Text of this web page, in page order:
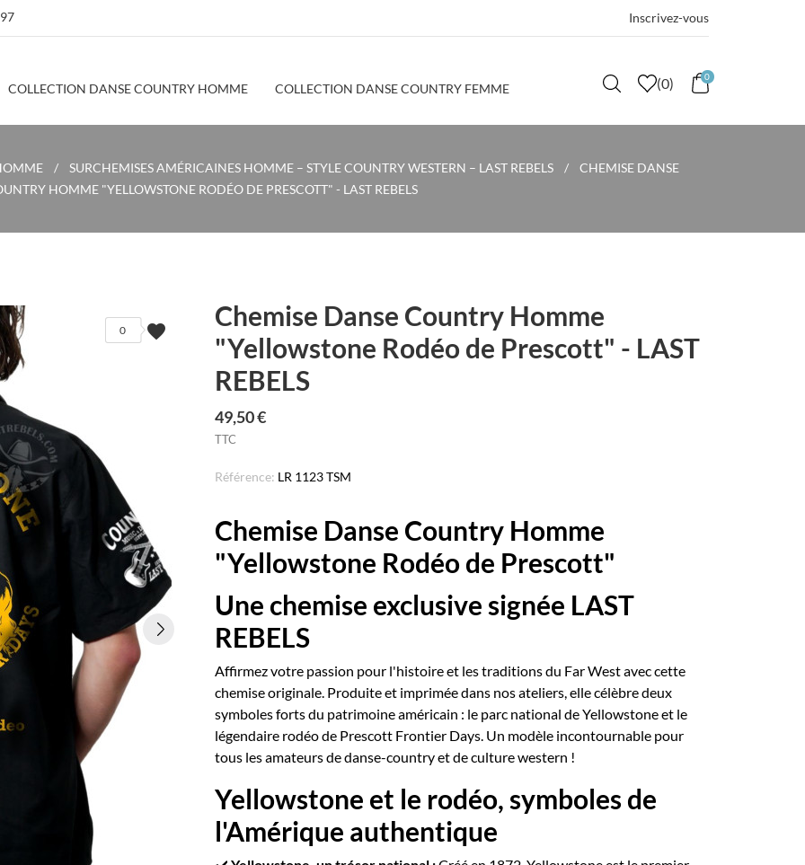
Inscrivez-vous
COLLECTION DANSE COUNTRY HOMME COLLECTION DANSE COUNTRY FEMME (0) 0
SURCHEMISES AMÉRICAINES HOMME – STYLE COUNTRY WESTERN – LAST REBELS
CHEMISE DANSE
HOMME "YELLOWSTONE RODÉO DE PRESCOTT" - LAST REBELS
favorite
0
Chemise Danse Country Homme
"Yellowstone Rodéo de Prescott" - LAST
REBELS
49,50 €
TTC
Référence: LR 1123 TSM
Chemise Danse Country Homme
"Yellowstone Rodéo de Prescott"
Une chemise exclusive signée LAST
REBELS
Affirmez votre passion pour l'histoire et les traditions du Far West avec cette
chemise originale. Produite et imprimée dans nos ateliers, elle célèbre deux
symboles forts du patrimoine américain : le parc national de Yellowstone et le
légendaire rodéo de Prescott Frontier Days. Un modèle incontournable pour
tous les amateurs de danse-country et de culture western !
Yellowstone et le rodéo, symboles de
l'Amérique authentique